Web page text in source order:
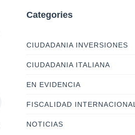
Categories
CIUDADANIA INVERSIONES
CIUDADANIA ITALIANA
EN EVIDENCIA
FISCALIDAD INTERNACIONAL
NOTICIAS